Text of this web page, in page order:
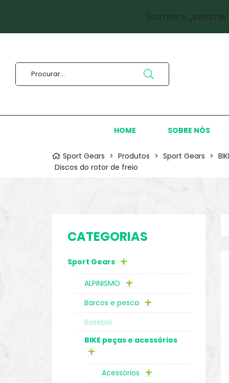
[currency_switcher]
HOME SOBRE NÓS
Sport Gears > Produtos > Sport Gears >
Discos do rotor de freio
CATEGORIAS
Sport Gears
ALPINISMO
Barcos e pesca
Basebol
BIKE peças e acessórios
Acessórios